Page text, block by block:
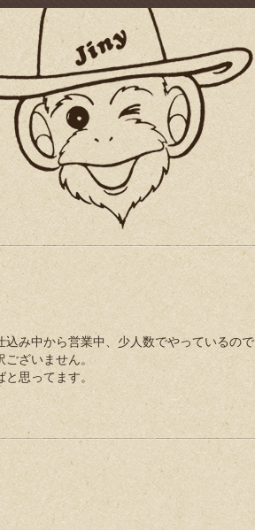
み中から営業中、少人数でやっているので
ざいません。
思ってます。